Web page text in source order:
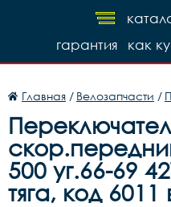
как
гарантия
Главная / Велозапчасти /
500 уг.66-69
тяга, код 6011